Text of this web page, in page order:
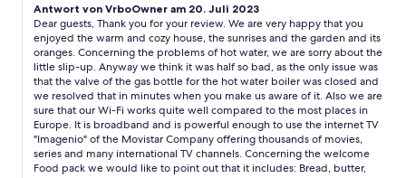
first day. - The wine from the "Welcome package" is good and
locally produced, however, the rest of the items don't worth the
amount of money paid. It's true that the "welcome package" is
optional and a kind help from the hosts, but on the way to
Órgiva and to the Cortijo, there are many shops and
supermarkets where you can buy all the items you need.
Antwort von VrboOwner am 20. Juli 2023
Dear guests, Thank you for your review. We are very happy that you
enjoyed the warm and cozy house, the sunrises and the garden and its
oranges. Concerning the problems of hot water, we are sorry about the
little slip-up. Anyway we think it was half so bad, as the only issue was
that the valve of the gas bottle for the hot water boiler was closed and
we resolved that in minutes when you make us aware of it. Also we are
sure that our Wi-Fi works quite well compared to the most places in
Europe. It is broadband and is powerful enough to use the internet TV
"Imagenio" of the Movistar Company offering thousands of movies,
series and many international TV channels. Concerning the welcome
Food pack we would like to point out that it includes: Bread, butter,